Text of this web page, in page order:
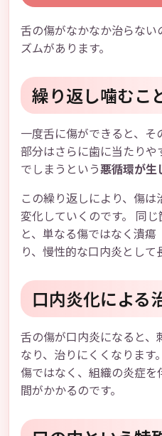
舌の傷がなかなか治らな
ズムがあります。
繰り返し噛むこ
一度舌に傷ができると、そ
部分はさらに歯に当たり
でしまうという悪循環が生
この繰り返しにより、傷
変化していくのです。 同
と、単なる傷ではなく潰
り、慢性的な口内炎として
口内炎化による
舌の傷が口内炎になると
なり、治りにくくなります
傷ではなく、組織の炎症
間がかかるのです。